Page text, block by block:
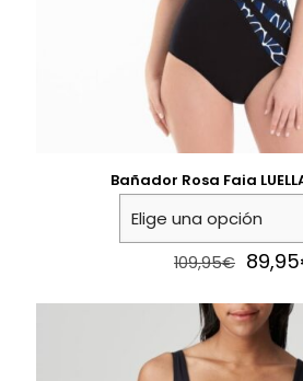
Bañador Rosa Faia
109,95€
price
was:
89,95